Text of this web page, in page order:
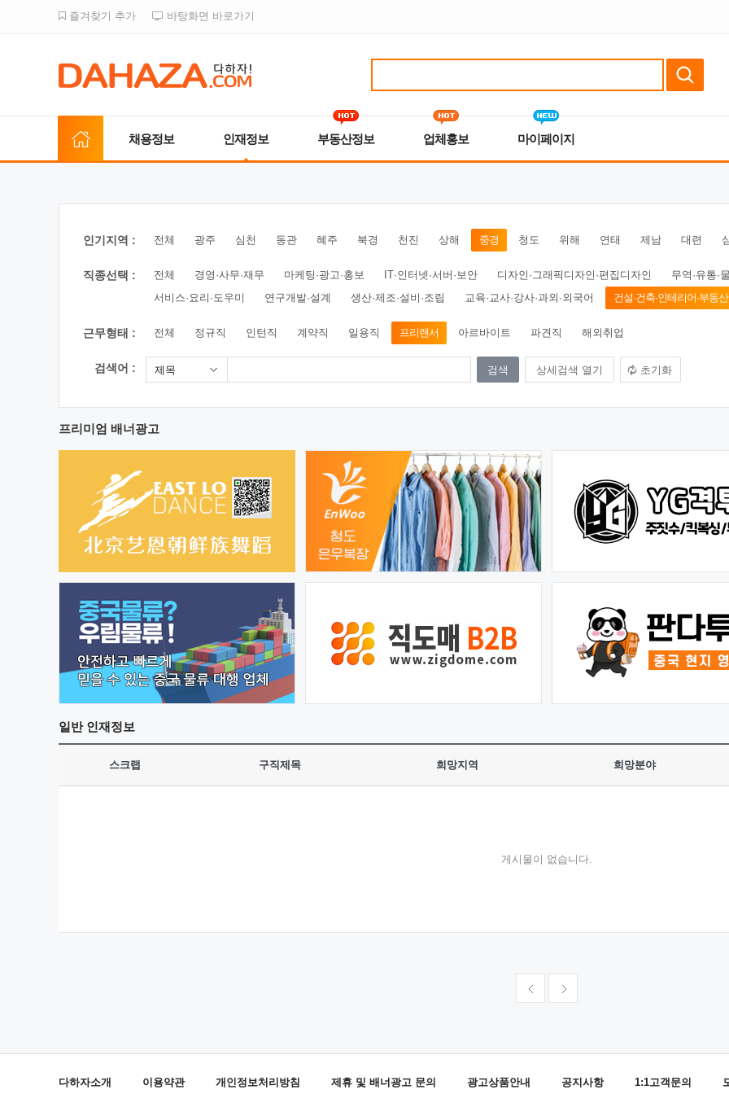
즐겨찾기 추가 바탕화면 바로가기
채용정보 인재정보 부동산정보 업체홍보 마이페이지
인기지역 : 전체 광주 심천 동관 혜주 북경 천진 상해 중경 청도 위해 연태 제남 대련
직종선택 : 전체 경영·사무·재무 마케팅·광고·홍보 IT·인터넷·서버·보안 디자인·그래픽디자인·편집디자인
무역·유통·
서비스·요리·도우미
연구개발·설계 생산·제조·설비·조립 교육·교사·강사·과외·외국어 건설·건축·인테리어·부동산
근무형태 : 전체 정규직 인턴직 계약직 일용직 프리랜서 아르바이트 파견직 해외취업
검색어 : 제목 상세검색 열기 초기화
프리미엄 배너광고
일반인재정보
스크랩 구직제목 희망지역 희망분야
게시물이 없습니다.
다하자소개 이용약관 개인정보처리방침 제휴 및 배너광고 문의 광고상품안내 공지사항 1:1고객문의